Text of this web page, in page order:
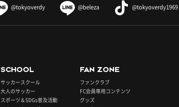
@tokyoverdy @beleza @tokyoverdy1969
SCHOOL
サッカースクール
大人のサッカー
スポーツ＆SDGs普及活動
FAN ZONE
ファンクラブ
FC会員専用コンテンツ
グッズ